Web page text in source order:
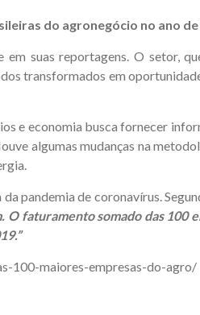
do agronegócio no ano de
suas reportagens. O setor,
transformados em
e economia busca fornecer
algumas mudanças na
pandemia de coronavírus.
O faturamento somado das 100
100-maiores-empresas-do-agro/